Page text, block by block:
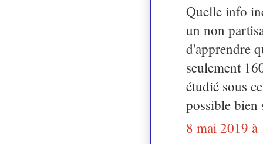
Quelle info
un non
d'apprendre
seulement
étudié sous
possible bien
8 mai 2019 à